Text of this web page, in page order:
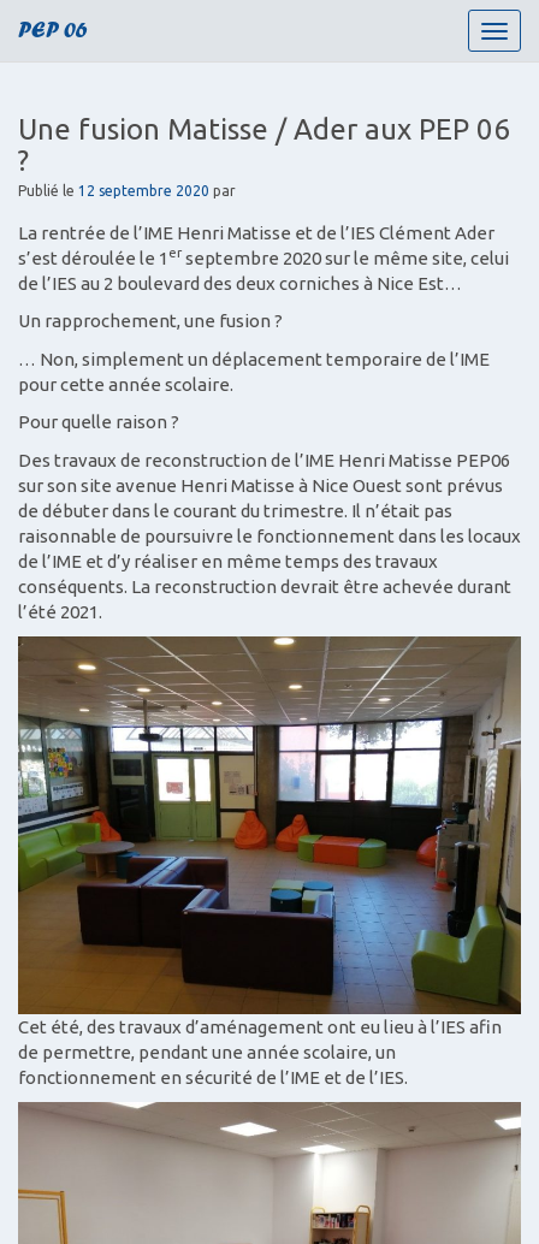
T
o
l
v
i
PEP 06
Une fusion Matisse / Ader aux PEP 06
?
Publié le 12 septembre 2020 par
La rentrée de l’IME Henri Matisse et de l’IES Clément Ader
s’est déroulée le 1 er septembre 2020 sur le même site, celui
de l’IES au 2 boulevard des deux corniches à Nice Est…
Un rapprochement, une fusion ?
… Non, simplement un déplacement temporaire de l’IME
pour cette année scolaire.
Pour quelle raison ?
Des travaux de reconstruction de l’IME Henri Matisse PEP06
sur son site avenue Henri Matisse à Nice Ouest sont prévus
de débuter dans le courant du trimestre. Il n’était pas
raisonnable de poursuivre le fonctionnement dans les locaux
de l’IME et d’y réaliser en même temps des travaux
conséquents. La reconstruction devrait être achevée durant
l’été 2021.
Cet été, des travaux d’aménagement ont eu lieu à l’IES afin
de permettre, pendant une année scolaire, un
fonctionnement en sécurité de l’IME et de l’IES.